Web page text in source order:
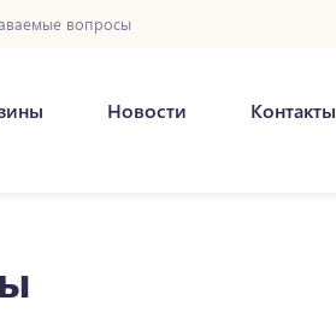
вопросы
Новости Контакты